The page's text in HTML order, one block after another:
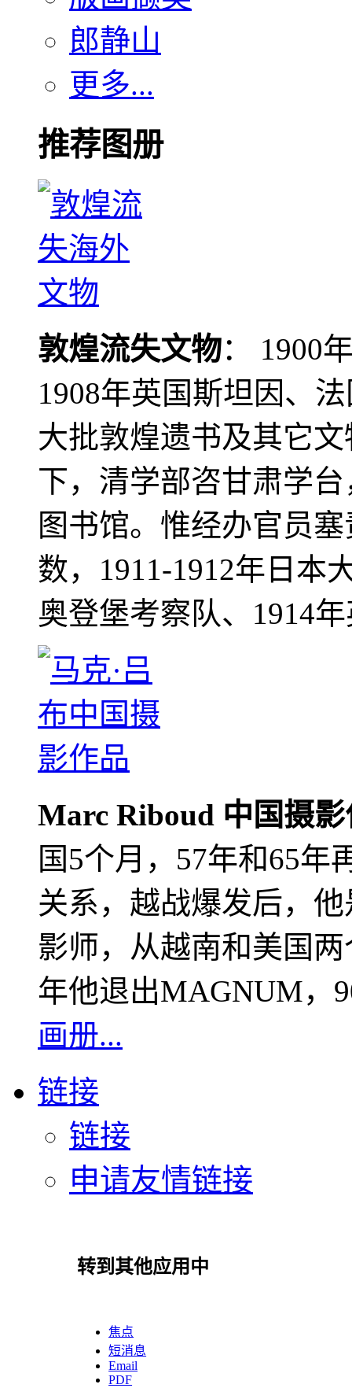
郎静山
更多...
推荐图册
敦煌流失文物： 1900
1908年英国斯坦因、
大批敦煌遗书及其它
下，清学部咨甘肃学
图书馆。惟经办官员
数，1911-1912年日本
奥登堡考察队、1914
Marc Riboud 中国摄
国5个月，57年和65年
关系，越战爆发后，
影师，从越南和美国
年他退出MAGNUM，
画册...
链接
链接
申请友情链接
转到其他应用中
焦点
短消息
Email
PDF